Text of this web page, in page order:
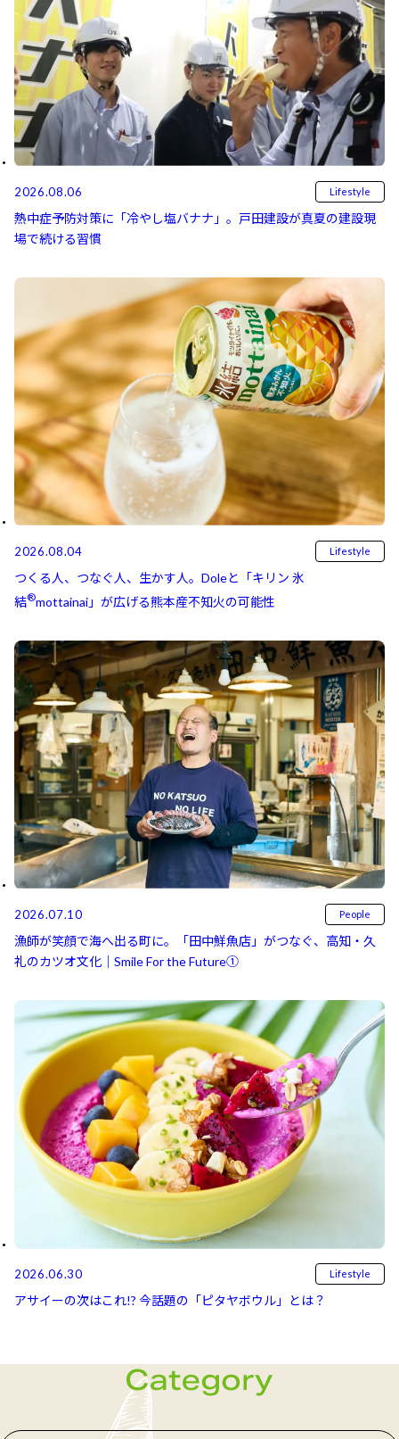
2026.08.06 Lifestyle
熱中症予防対策に「冷やし塩バナナ」。戸田建設が真夏の建設現
場で続ける習慣
2026.08.04 Lifestyle
つくる人、つなぐ人、生かす人。Doleと「キリン 氷
結⁠⁠®mottainai」が広げる熊本産不知火の可能性
2026.07.10 People
漁師が笑顔で海へ出る町に。「田中鮮魚店」がつなぐ、高知・久
礼のカツオ文化｜Smile For the Future①
2026.06.30 Lifestyle
アサイーの次はこれ!? 今話題の「ピタヤボウル」とは？